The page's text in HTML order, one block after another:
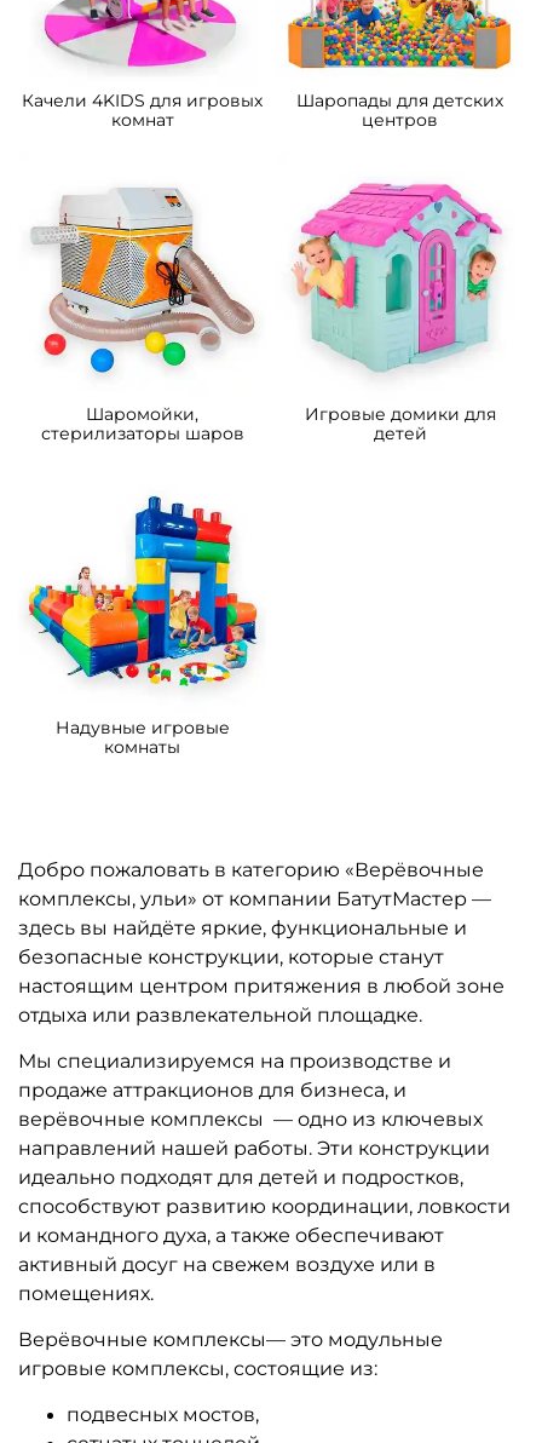
Качели 4KIDS для игровых
комнат
Шаропады для детских
центров
Шаромойки,
стерилизаторы шаров
Игровые домики для
детей
Надувные игровые
комнаты
Добро пожаловать в категорию «Верёвочные
комплексы, ульи» от компании БатутМастер —
здесь вы найдёте яркие, функциональные и
безопасные конструкции, которые станут
настоящим центром притяжения в любой зоне
отдыха или развлекательной площадке.
Мы специализируемся на производстве и
продаже аттракционов для бизнеса, и
верёвочные комплексы — одно из ключевых
направлений нашей работы. Эти конструкции
идеально подходят для детей и подростков,
способствуют развитию координации, ловкости
и командного духа, а также обеспечивают
активный досуг на свежем воздухе или в
помещениях.
Верёвочные комплексы— это модульные
игровые комплексы, состоящие из:
подвесных мостов,